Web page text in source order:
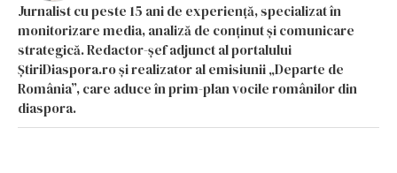
Jurnalist cu peste 15 ani de experiență, specializat în
monitorizare media, analiză de conținut și comunicare
strategică. Redactor-șef adjunct al portalului
ȘtiriDiaspora.ro și realizator al emisiunii „Departe de
România”, care aduce în prim-plan vocile românilor din
diaspora.